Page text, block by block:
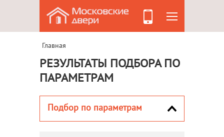
Главная
РЕЗУЛЬТАТЫ ПОДБОРА ПО
ПАРАМЕТРАМ
Подбор по параметрам